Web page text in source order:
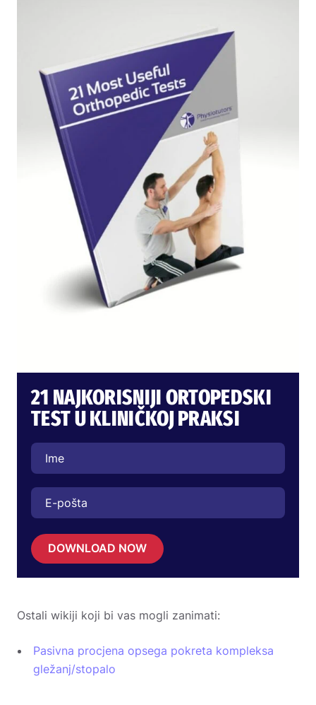
21 NAJKORISNIJI ORTOPEDSKI
TEST U KLINIČKOJ PRAKSI
DOWNLOAD NOW
Ostali wikiji koji bi vas mogli zanimati:
Pasivna procjena opsega pokreta kompleksa
gležanj/stopalo